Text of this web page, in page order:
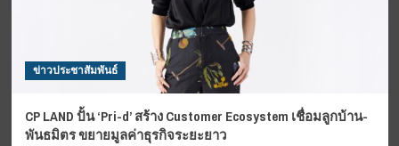
ข่าวประชาสัมพันธ์
CP LAND ปั้น ‘Pri-d’ สร้าง Customer Ecosystem เชื่อมลูกบ้าน-
พันธมิตร ขยายมูลค่าธุรกิจระยะยาว